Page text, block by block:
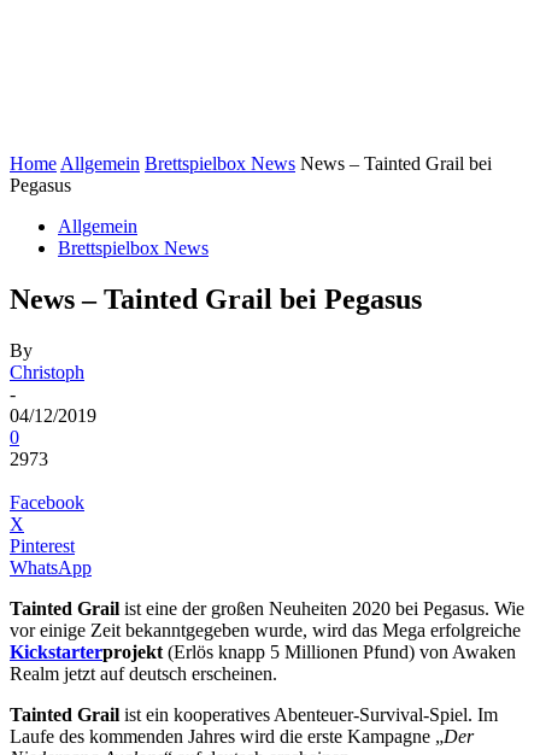
Home Allgemein Brettspielbox News News – Tainted Grail bei
Pegasus
Allgemein
Brettspielbox News
News – Tainted Grail bei Pegasus
By
Christoph
-
04/12/2019
0
2973
Facebook
X
Pinterest
WhatsApp
Tainted Grail ist eine der großen Neuheiten 2020 bei Pegasus. Wie
vor einige Zeit bekanntgegeben wurde, wird das Mega erfolgreiche
Kickstarterprojekt (Erlös knapp 5 Millionen Pfund) von Awaken
Realm jetzt auf deutsch erscheinen.
Tainted Grail ist ein kooperatives Abenteuer-Survival-Spiel. Im
Laufe des kommenden Jahres wird die erste Kampagne „Der